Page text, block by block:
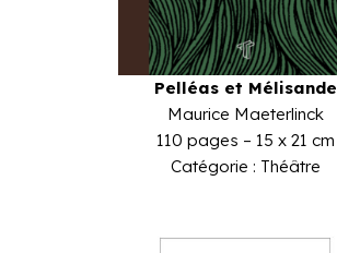
Pelléas et Mélisande
Maurice Maeterlinck
110 pages – 15 x 21 cm
Catégorie : Théâtre